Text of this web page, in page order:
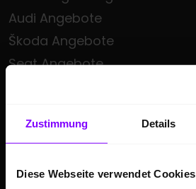
Zustimmung Details
Diese Webseite verwendet Cookies
Audi Angebote
Škoda Angebote
Seat Angebote
Hülpert kauft Ihr Auto
E-Mobilität